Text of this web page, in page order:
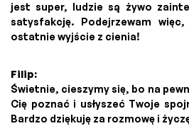
jest super, ludzie są żywo
satysfakcję. Podejrzewam
ostatnie wyjście z cienia!
Filip:
Świetnie, cieszymy się, bo na
Cię poznać i usłyszeć Twoje
Bardzo dziękuję za rozmowę i